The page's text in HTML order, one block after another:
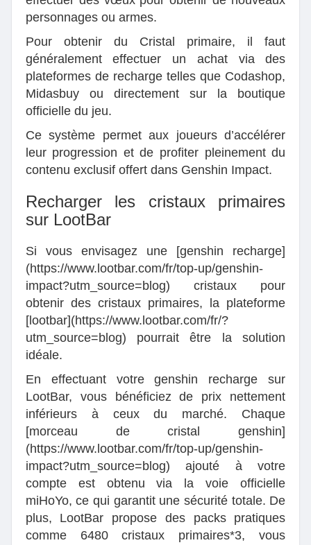
personnages ou armes.
Pour obtenir du Cristal primaire, il faut
généralement effectuer un achat via des
plateformes de recharge telles que Codashop,
Midasbuy ou directement sur la boutique
officielle du jeu.
Ce système permet aux joueurs d’accélérer
leur progression et de profiter pleinement du
contenu exclusif offert dans Genshin Impact.
Recharger les cristaux primaires
sur LootBar
Si vous envisagez une [genshin recharge]
(https://www.lootbar.com/fr/top-up/genshin-
impact?utm_source=blog) cristaux pour
obtenir des cristaux primaires, la plateforme
[lootbar](https://www.lootbar.com/fr/?
utm_source=blog) pourrait être la solution
idéale.
En effectuant votre genshin recharge sur
LootBar, vous bénéficiez de prix nettement
inférieurs à ceux du marché. Chaque
[morceau de cristal genshin]
(https://www.lootbar.com/fr/top-up/genshin-
impact?utm_source=blog) ajouté à votre
compte est obtenu via la voie officielle
miHoYo, ce qui garantit une sécurité totale. De
plus, LootBar propose des packs pratiques
comme 6480 cristaux primaires*3, vous